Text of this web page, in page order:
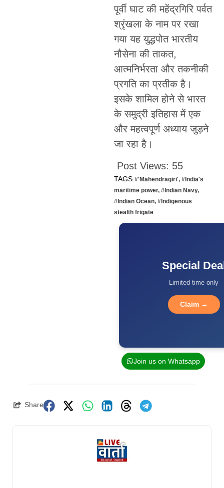
पूर्वी घाट की महेंद्रगिरि पर्वत
श्रृंखला के नाम पर रखा
गया यह युद्धपोत भारतीय
नौसेना की ताकत,
आत्मनिर्भरता और तकनीकी
प्रगति का प्रतीक है।
इसके शामिल होने से भारत
के समुद्री इतिहास में एक
और महत्वपूर्ण अध्याय जुड़ने
जा रहा है।
Post Views: 55
TAGS:#'Mahendragiri', #India's
maritime power, #Indian Navy,
#Indian Ocean, #Indigenous
stealth frigate
Special
Limited time only
Claim →
Join us on Whatsapp
Share